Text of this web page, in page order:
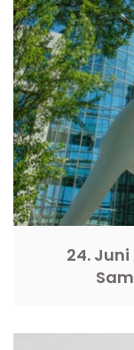
24.